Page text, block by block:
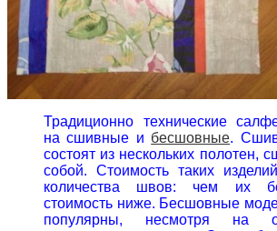
Традиционно технические
на сшивные и бесшовные.
состоят из нескольких полотен,
собой. Стоимость таких
количества швов: чем их
стоимость ниже. Бесшовные
популярны, несмотря на